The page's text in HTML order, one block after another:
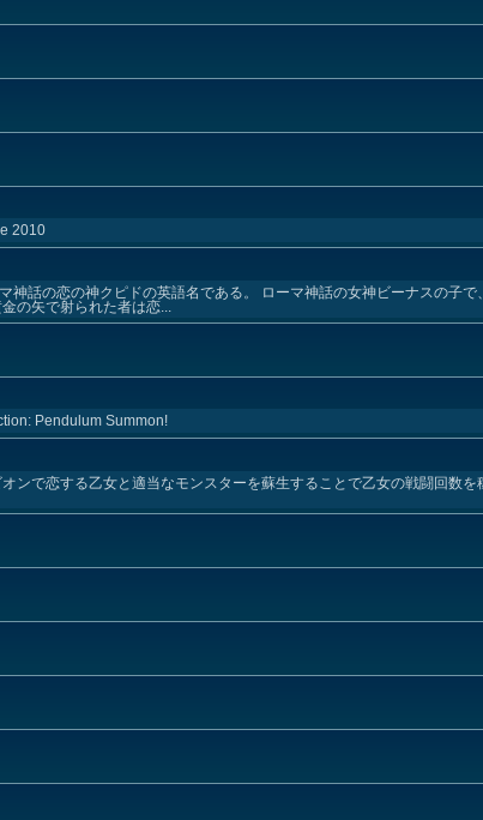
2010
神話の恋の神クピドの英語名である。 ローマ神話の女神ビーナスの子
の矢で射られた者は恋...
Pendulum Summon!
ンで恋する乙女と適当なモンスターを蘇生することで乙女の戦闘回数